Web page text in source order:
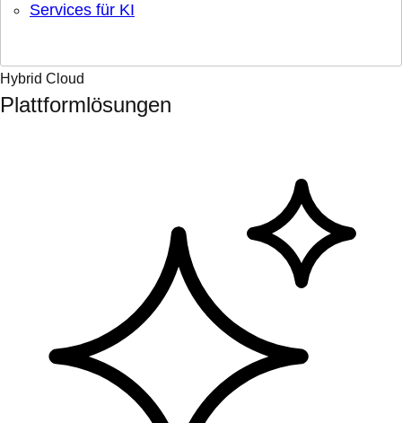
Services für KI
Hybrid Cloud
Plattformlösungen